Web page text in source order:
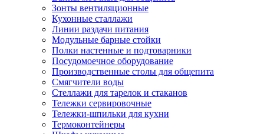
Зонты вентиляционные
Кухонные сталлажи
Линии раздачи питания
Модульные барные стойки
Полки настенные и подтоварники
Посудомоечное оборудование
Производственные столы для общепита
Смягчители воды
Стеллажи для тарелок и стаканов
Тележки сервировочные
Тележки-шпильки для кухни
Термоконтейнеры